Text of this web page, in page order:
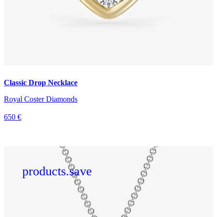
Classic Drop Necklace
Royal Coster Diamonds
650 €
products.save